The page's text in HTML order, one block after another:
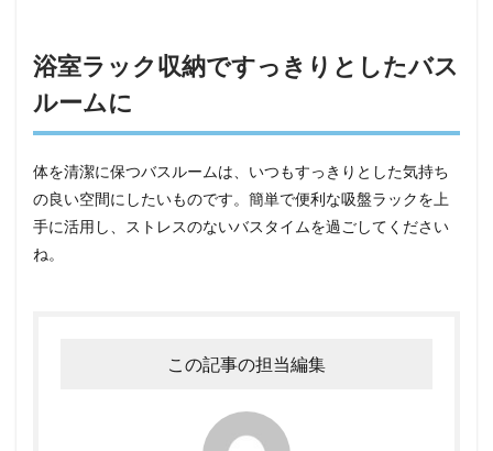
浴室ラック収納ですっきりとしたバス
ルームに
体を清潔に保つバスルームは、いつもすっきりとした気持ち
の良い空間にしたいものです。簡単で便利な吸盤ラックを上
手に活用し、ストレスのないバスタイムを過ごしてください
ね。
この記事の担当編集